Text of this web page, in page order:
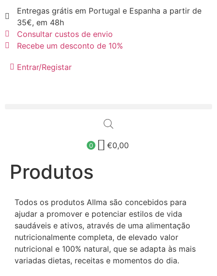
Entregas grátis em Portugal e Espanha a partir de
35€, em 48h
Consultar custos de envio
Recebe um desconto de 10%
Entrar/Registar
0 €0,00
Produtos
Todos os produtos Allma são concebidos para
ajudar a promover e potenciar estilos de vida
saudáveis e ativos, através de uma alimentação
nutricionalmente completa, de elevado valor
nutricional e 100% natural, que se adapta às mais
variadas dietas, receitas e momentos do dia.